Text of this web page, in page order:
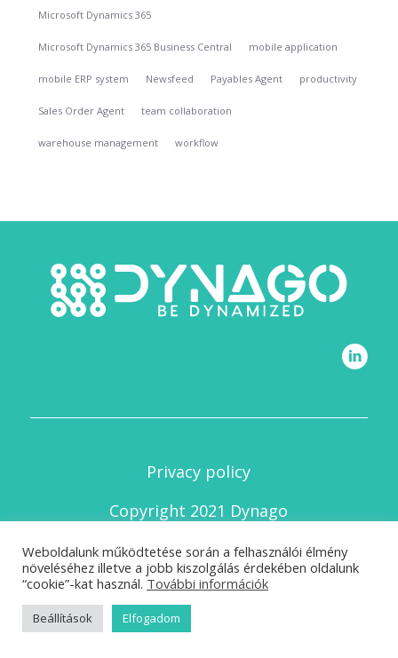
Microsoft Dynamics 365
Microsoft Dynamics 365 Business Central mobile application
mobile ERP system Newsfeed Payables Agent productivity
Sales Order Agent team collaboration
warehouse management workflow
Privacy policy
Copyright 2021 Dynago
Weboldalunk működtetése során a felhasználói élmény
növeléséhez illetve a jobb kiszolgálás érdekében oldalunk
“cookie”-kat használ. További információk
Beállítások Elfogadom
English